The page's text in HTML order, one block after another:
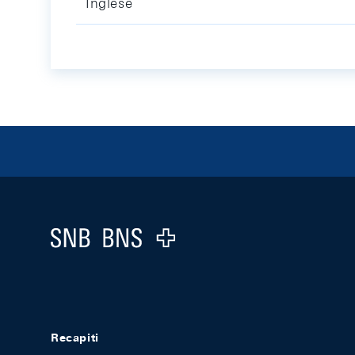
Inglese
Logo
Recapiti